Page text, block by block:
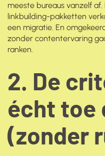
meeste bureaus vanzelf
linkbuilding-pakketten
een migratie. En
zonder contentervaring
ranken.
2. De
écht toe
(zonder